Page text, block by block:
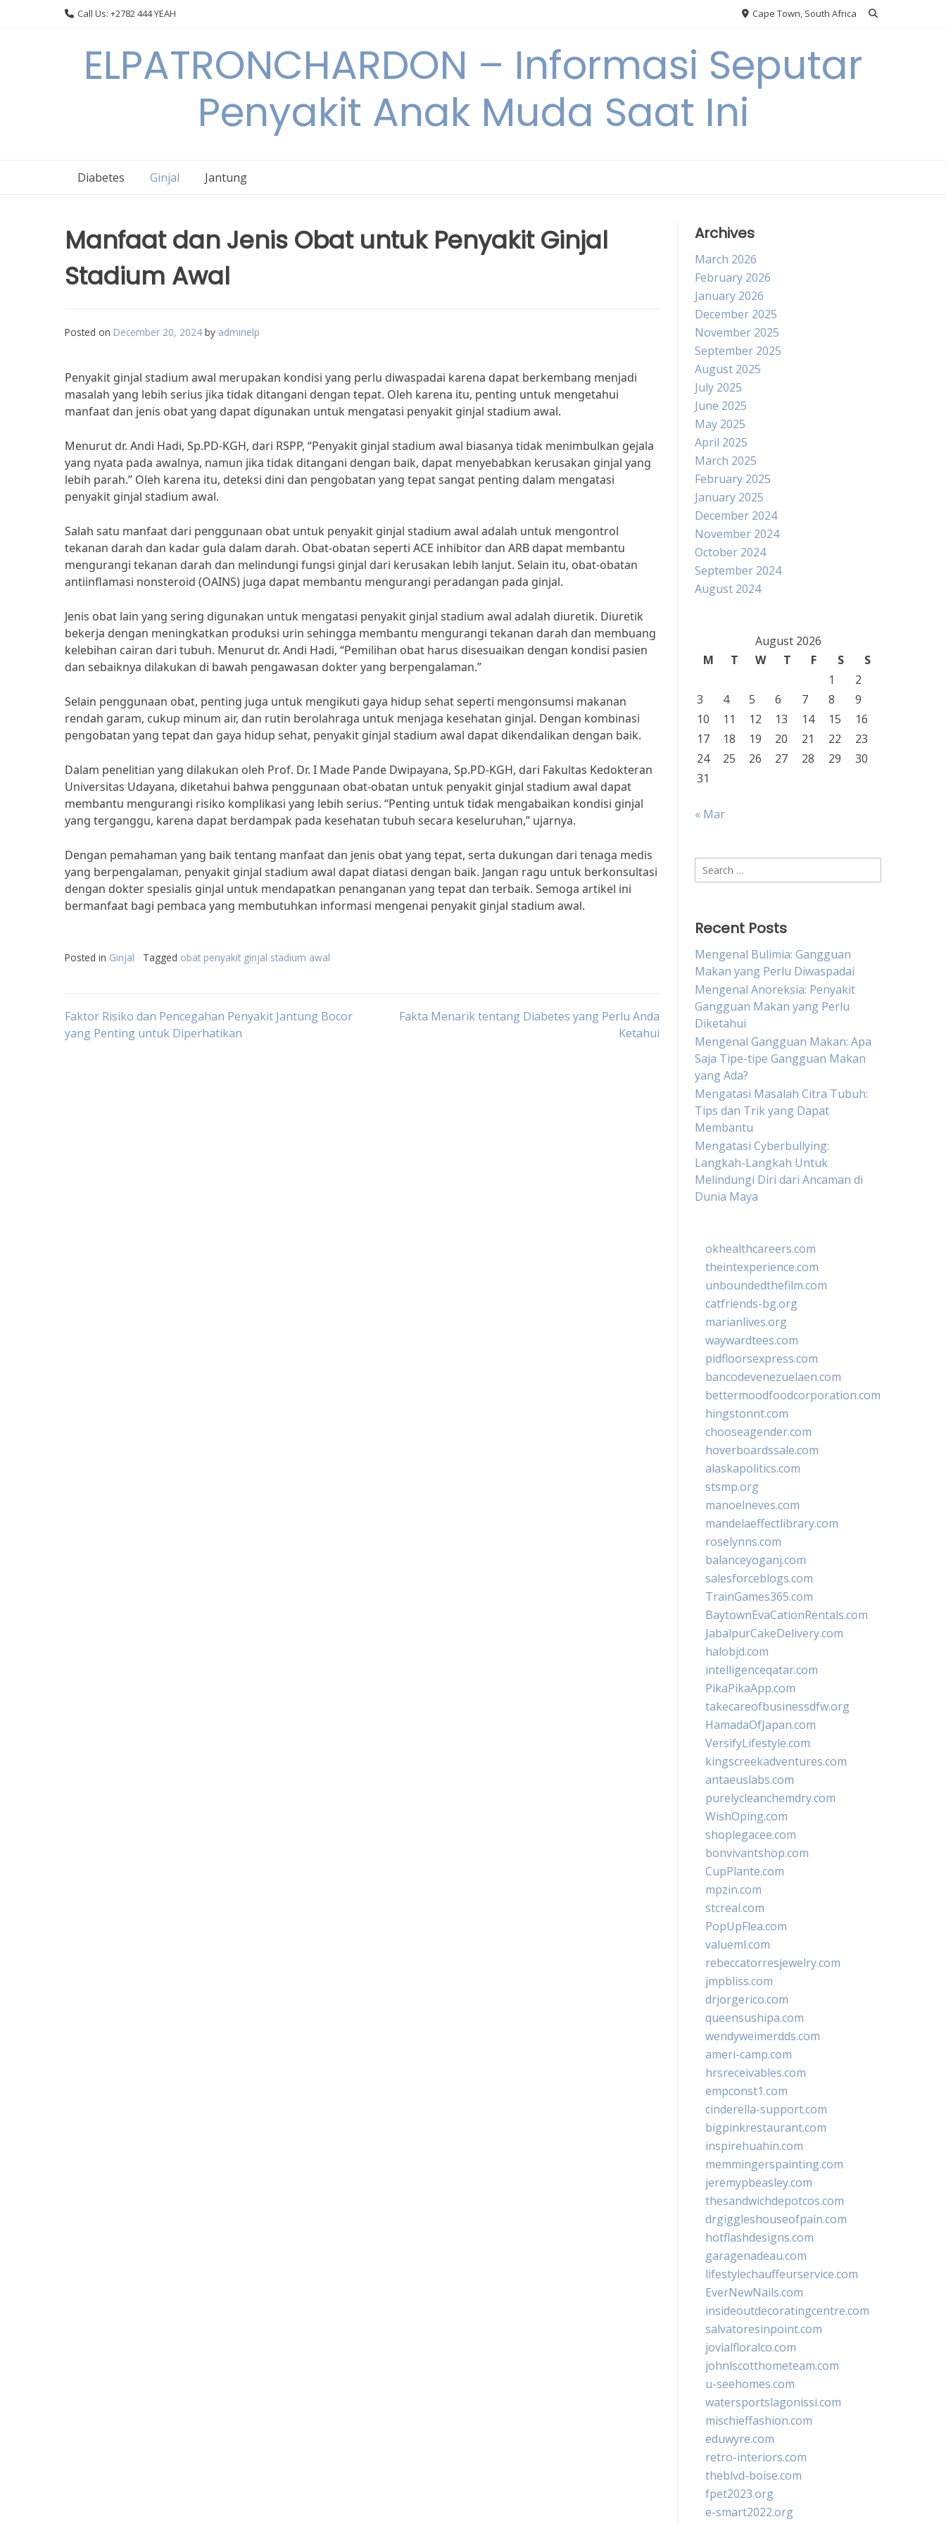
Call Us: +2782 444 YEAH Cape Town, South Africa
ELPATRONCHARDON – Informasi Seputar
Penyakit Anak Muda Saat Ini
Diabetes Ginjal Jantung
Manfaat dan Jenis Obat untuk Penyakit Ginjal
Stadium Awal
Posted on December 20, 2024 by adminelp
Penyakit ginjal stadium awal merupakan kondisi yang perlu diwaspadai karena dapat berkembang menjadi
masalah yang lebih serius jika tidak ditangani dengan tepat. Oleh karena itu, penting untuk mengetahui
manfaat dan jenis obat yang dapat digunakan untuk mengatasi penyakit ginjal stadium awal.
Menurut dr. Andi Hadi, Sp.PD-KGH, dari RSPP, “Penyakit ginjal stadium awal biasanya tidak menimbulkan gejala
yang nyata pada awalnya, namun jika tidak ditangani dengan baik, dapat menyebabkan kerusakan ginjal yang
lebih parah.” Oleh karena itu, deteksi dini dan pengobatan yang tepat sangat penting dalam mengatasi
penyakit ginjal stadium awal.
Salah satu manfaat dari penggunaan obat untuk penyakit ginjal stadium awal adalah untuk mengontrol
tekanan darah dan kadar gula dalam darah. Obat-obatan seperti ACE inhibitor dan ARB dapat membantu
mengurangi tekanan darah dan melindungi fungsi ginjal dari kerusakan lebih lanjut. Selain itu, obat-obatan
antiinflamasi nonsteroid (OAINS) juga dapat membantu mengurangi peradangan pada ginjal.
Jenis obat lain yang sering digunakan untuk mengatasi penyakit ginjal stadium awal adalah diuretik. Diuretik
bekerja dengan meningkatkan produksi urin sehingga membantu mengurangi tekanan darah dan membuang
kelebihan cairan dari tubuh. Menurut dr. Andi Hadi, “Pemilihan obat harus disesuaikan dengan kondisi pasien
dan sebaiknya dilakukan di bawah pengawasan dokter yang berpengalaman.”
Selain penggunaan obat, penting juga untuk mengikuti gaya hidup sehat seperti mengonsumsi makanan
rendah garam, cukup minum air, dan rutin berolahraga untuk menjaga kesehatan ginjal. Dengan kombinasi
pengobatan yang tepat dan gaya hidup sehat, penyakit ginjal stadium awal dapat dikendalikan dengan baik.
Dalam penelitian yang dilakukan oleh Prof. Dr. I Made Pande Dwipayana, Sp.PD-KGH, dari Fakultas Kedokteran
Universitas Udayana, diketahui bahwa penggunaan obat-obatan untuk penyakit ginjal stadium awal dapat
membantu mengurangi risiko komplikasi yang lebih serius. “Penting untuk tidak mengabaikan kondisi ginjal
yang terganggu, karena dapat berdampak pada kesehatan tubuh secara keseluruhan,” ujarnya.
Dengan pemahaman yang baik tentang manfaat dan jenis obat yang tepat, serta dukungan dari tenaga medis
yang berpengalaman, penyakit ginjal stadium awal dapat diatasi dengan baik. Jangan ragu untuk berkonsultasi
dengan dokter spesialis ginjal untuk mendapatkan penanganan yang tepat dan terbaik. Semoga artikel ini
bermanfaat bagi pembaca yang membutuhkan informasi mengenai penyakit ginjal stadium awal.
Posted in Ginjal Tagged obat penyakit ginjal stadium awal
Post
Faktor Risiko dan Pencegahan Penyakit Jantung Bocor
yang Penting untuk Diperhatikan
Fakta Menarik tentang Diabetes yang Perlu Anda
Ketahui
Archives
March 2026
February 2026
January 2026
December 2025
November 2025
September 2025
August 2025
July 2025
June 2025
May 2025
April 2025
March 2025
February 2025
January 2025
December 2024
November 2024
October 2024
September 2024
August 2024
August 2026
M
T W T F S
S
1
2
3
4 5 6 7 8
9
10
11 12 13 14 15
16
17
18 19 20 21 22
23
24
25 26 27 28 29
30
31
« Mar
Search
for:
Recent Posts
Mengenal Bulimia: Gangguan
Makan yang Perlu Diwaspadai
Mengenal Anoreksia: Penyakit
Gangguan Makan yang Perlu
Diketahui
Mengenal Gangguan Makan: Apa
Saja Tipe-tipe Gangguan Makan
yang Ada?
Mengatasi Masalah Citra Tubuh:
Tips dan Trik yang Dapat
Membantu
Mengatasi Cyberbullying:
Langkah-Langkah Untuk
Melindungi Diri dari Ancaman di
Dunia Maya
okhealthcareers.com
theintexperience.com
unboundedthefilm.com
catfriends-bg.org
marianlives.org
waywardtees.com
pidfloorsexpress.com
bancodevenezuelaen.com
bettermoodfoodcorporation.com
hingstonnt.com
chooseagender.com
hoverboardssale.com
alaskapolitics.com
stsmp.org
manoelneves.com
mandelaeffectlibrary.com
roselynns.com
balanceyoganj.com
salesforceblogs.com
TrainGames365.com
BaytownEvaCationRentals.com
JabalpurCakeDelivery.com
halobjd.com
intelligenceqatar.com
PikaPikaApp.com
takecareofbusinessdfw.org
HamadaOfJapan.com
VersifyLifestyle.com
kingscreekadventures.com
antaeuslabs.com
purelycleanchemdry.com
WishOping.com
shoplegacee.com
bonvivantshop.com
CupPlante.com
mpzin.com
stcreal.com
PopUpFlea.com
valueml.com
rebeccatorresjewelry.com
jmpbliss.com
drjorgerico.com
queensushipa.com
wendyweimerdds.com
ameri-camp.com
hrsreceivables.com
empconst1.com
cinderella-support.com
bigpinkrestaurant.com
inspirehuahin.com
memmingerspainting.com
jeremypbeasley.com
thesandwichdepotcos.com
drgiggleshouseofpain.com
hotflashdesigns.com
garagenadeau.com
lifestylechauffeurservice.com
EverNewNails.com
insideoutdecoratingcentre.com
salvatoresinpoint.com
jovialfloralco.com
johnlscotthometeam.com
u-seehomes.com
watersportslagonissi.com
mischieffashion.com
eduwyre.com
retro-interiors.com
theblvd-boise.com
fpet2023.org
e-smart2022.org